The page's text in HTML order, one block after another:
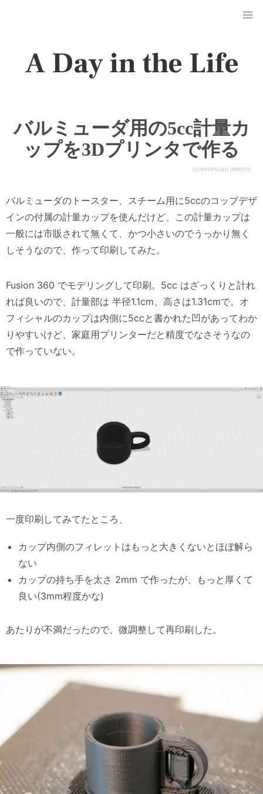
A Day in the Life
バルミューダ用の5cc計量カ
ップを3Dプリンタで作る
2016年09月26日 06時07分
バルミューダのトースター、スチーム用に5ccのコップデザ
インの付属の計量カップを使んだけど、この計量カップは
一般には市販されて無くて、かつ小さいのでうっかり無く
しそうなので、作って印刷してみた。
Fusion 360 でモデリングして印刷。5cc はざっくりと計れ
れば良いので、計量部は 半径1.1cm、高さは1.31cmで。オ
フィシャルのカップは内側に5ccと書かれた凹があってわか
りやすいけど、家庭用プリンターだと精度でなさそうなの
で作っていない。
一度印刷してみてたところ、
カップ内側のフィレットはもっと大きくないとほぼ解ら
ない
カップの持ち手を太さ 2mm で作ったが、もっと厚くて
良い(3mm程度かな)
あたりが不満だったので、微調整して再印刷した。